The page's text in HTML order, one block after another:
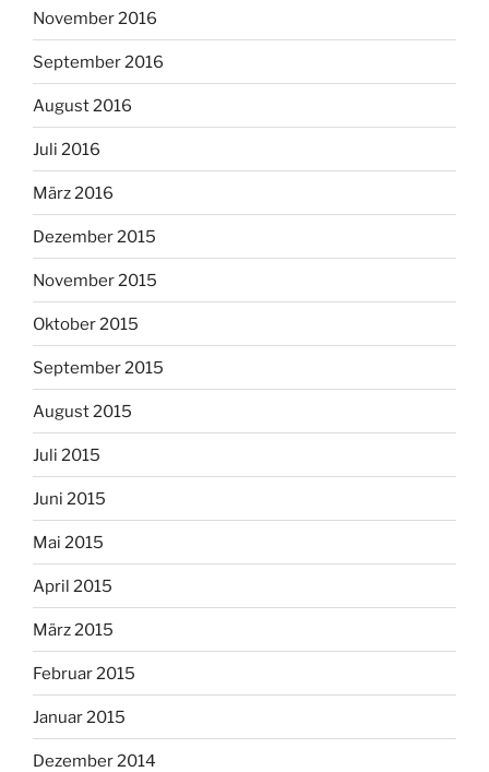
November 2016
September 2016
August 2016
Juli 2016
März 2016
Dezember 2015
November 2015
Oktober 2015
September 2015
August 2015
Juli 2015
Juni 2015
Mai 2015
April 2015
März 2015
Februar 2015
Januar 2015
Dezember 2014